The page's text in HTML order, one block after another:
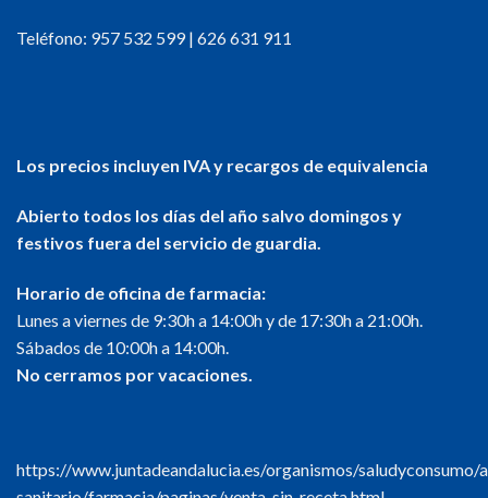
Teléfono: 957 532 599| 626 631 911
Los precios incluyen IVA y recargos de equivalencia
Abierto todos los días del año salvo domingos y
festivos fuera del servicio de guardia.
Horario de oficina de farmacia:
Lunes a viernes de 9:30h a 14:00h y de 17:30h a 21:00h.
Sábados de 10:00h a 14:00h.
No cerramos por vacaciones.
https://www.juntadeandalucia.es/organismos/saludyconsumo/